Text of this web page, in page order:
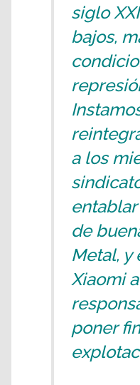
siglo
bajos,
a los
de
Metal, y
Xiaomi
poner